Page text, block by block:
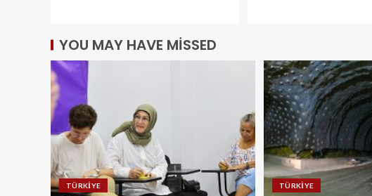
YOU MAY HAVE MISSED
TÜRKIYE TÜRKIYE